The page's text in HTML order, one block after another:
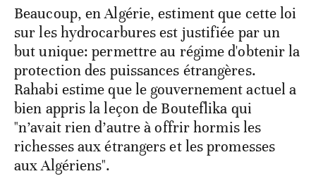
Beaucoup, en Algérie, estiment que cette loi
sur les hydrocarbures est justifiée par un
but unique: permettre au régime d'obtenir la
protection des puissances étrangères.
Rahabi estime que le gouvernement actuel a
bien appris la leçon de Bouteflika qui
"n’avait rien d’autre à offrir hormis les
richesses aux étrangers et les promesses
aux Algériens".